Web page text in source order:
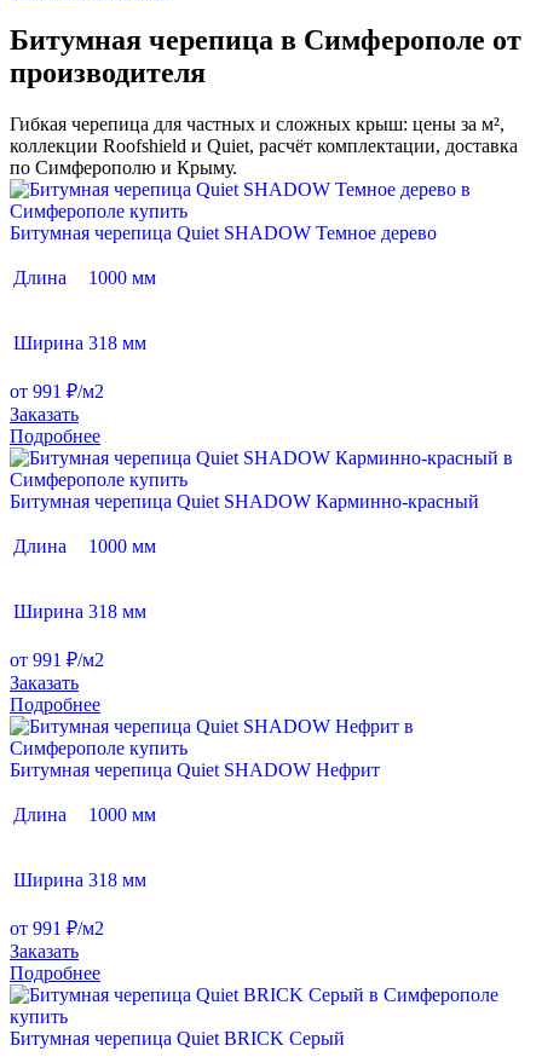
Битумная черепица в Симферополе от
производителя
Гибкая черепица для частных и сложных крыш: цены за м²,
коллекции Roofshield и Quiet, расчёт комплектации, доставка
по Симферополю и Крыму.
Битумная черепица Quiet SHADOW Темное дерево
Длина 1000 мм
Ширина 318 мм
от 991 ₽/м2
Заказать
Подробнее
Битумная черепица Quiet SHADOW Карминно-красный
Длина 1000 мм
Ширина 318 мм
от 991 ₽/м2
Заказать
Подробнее
Битумная черепица Quiet SHADOW Нефрит
Длина 1000 мм
Ширина 318 мм
от 991 ₽/м2
Заказать
Подробнее
Битумная черепица Quiet BRICK Серый